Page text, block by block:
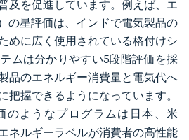
及を促進しています。例えば、エ
の星評価は、インドで電気製品の
めに広く使用されている格付けシ
ムは分かりやすい5段階評価を採
品のエネルギー消費量と電気代へ
把握できるようになっています。
のようなプログラムは日本、米
ネルギーラベルが消費者の高性能